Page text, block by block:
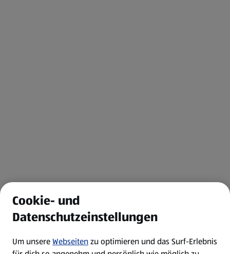
Cookie- und
Datenschutzeinstellungen
Um unsereWebseitenzu optimieren und das Surf-Erlebnis